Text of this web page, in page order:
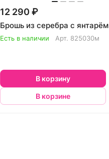
12 290 ₽
Брошь из серебра с янтарём
Есть в наличии Арт. 825030м
В корзину
В корзине